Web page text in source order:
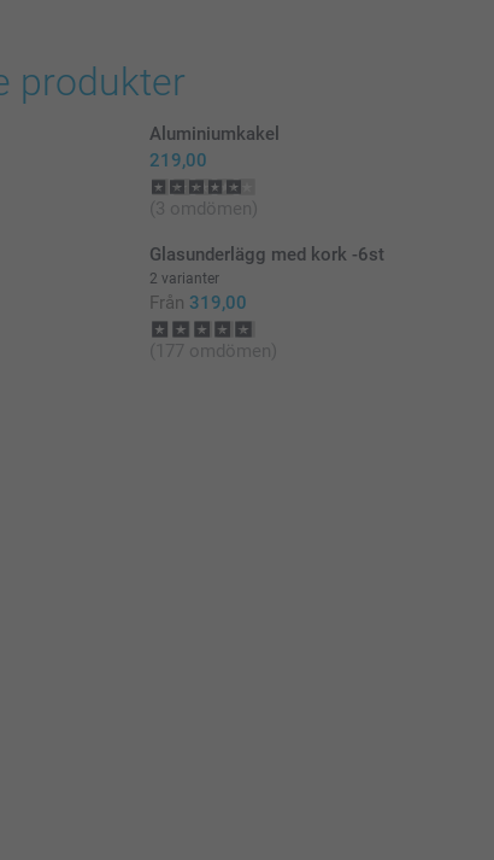
produkter
Aluminiumkakel
219,00
(3 omdömen)
Glasunderlägg med kork -6st
2 varianter
Från 319,00
(177 omdömen)